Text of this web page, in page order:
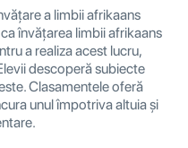
a limbii afrikaans
învățarea limbii afrikaans
a realiza acest lucru,
descoperă subiecte
Clasamentele oferă
unul împotriva altuia și